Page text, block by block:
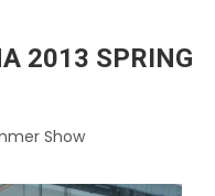
2013 SPRING
Show